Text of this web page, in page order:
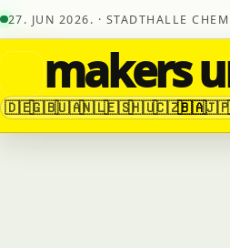
27. JUN 2026. · STADTHALLE
makers
🇩🇪🇬🇧🇺🇦🇳🇱🇪🇸🇭🇺🇨🇿🇧🇦